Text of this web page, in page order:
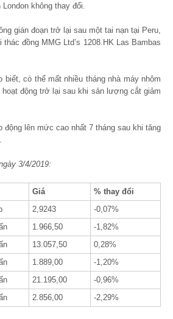
không thay đổi.
gián đoạn trở lại sau một tai nạn tại Peru,
đồng MMG Ltd’s 1208.HK Las Bambas
biết, có thể mất nhiều tháng nhà máy nhôm
động trở lại sau khi sản lượng cắt giảm
động lên mức cao nhất 7 tháng sau khi tăng
3/4/2019:
Giá
% thay đổi
2,9243
-0,07%
1.966,50
-1,82%
13.057,50
0,28%
1.889,00
-1,20%
21.195,00
-0,96%
2.856,00 -2,29%